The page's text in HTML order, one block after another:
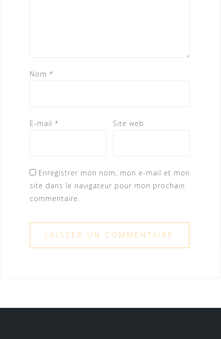
Nom *
E-mail * Site web
Enregistrer mon nom, mon e-mail et mon
site dans le navigateur pour mon prochain
commentaire.